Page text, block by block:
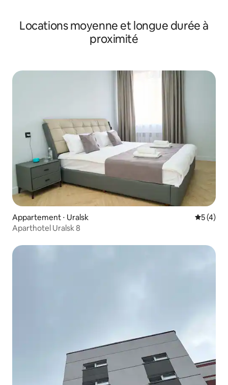
Locations moyenne et longue durée à
proximité
Appartement ⋅ Uralsk
5 (4)
Aparthotel Uralsk 8